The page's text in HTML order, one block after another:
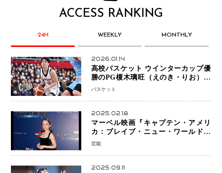
ACCESS RANKING
24H WEEKLY MONTHLY
2026.01.14
高校バスケット ウインターカップ優
勝のPG榎木璃旺（えのき・りお）が
プロの現場へ―。
バスケット
2025.02.18
マーベル映画『キャプテン・アメリ
カ：ブレイブ・ニュー・ワールド』
新ブラック・ウィドウ役のシラ・ハー
芸能
2025.09.11